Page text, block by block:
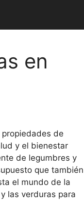
en
de
y el bienestar
de legumbres y
que también
el mundo de la
las verduras para